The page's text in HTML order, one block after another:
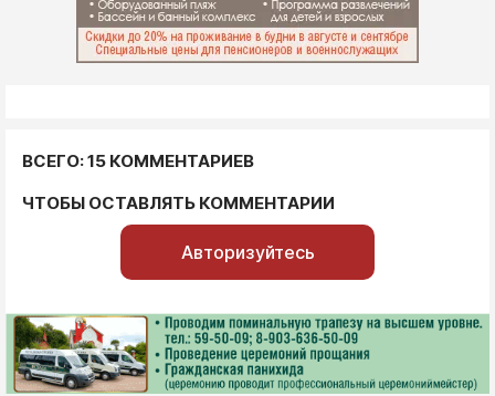
ВСЕГО: 15 КОММЕНТАРИЕВ
ЧТОБЫ ОСТАВЛЯТЬ КОММЕНТАРИИ
Авторизуйтесь